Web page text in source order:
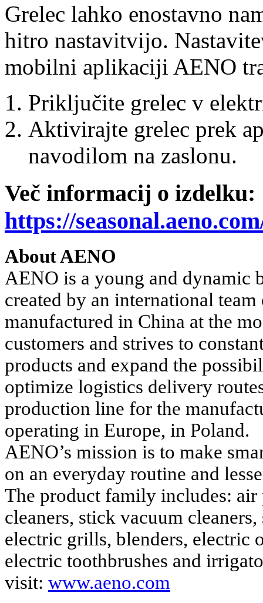
Grelec lahko enostavno
hitro nastavitvijo.
mobilni aplikaciji AENO
Priključite grelec v
Aktivirajte grelec prek
navodilom na zaslonu.
Več informacij o izdelku:
https://
About AENO
AENO is a young and dynamic
created by an international
manufactured in China at the
customers and strives to
products and expand the
optimize logistics delivery
production line for the
operating in Europe, in Poland.
AENO’s mission is to make
on an everyday routine and
The product family includes:
cleaners, stick vacuum
electric grills, blenders, electric
electric toothbrushes and
visit: www.aeno.com